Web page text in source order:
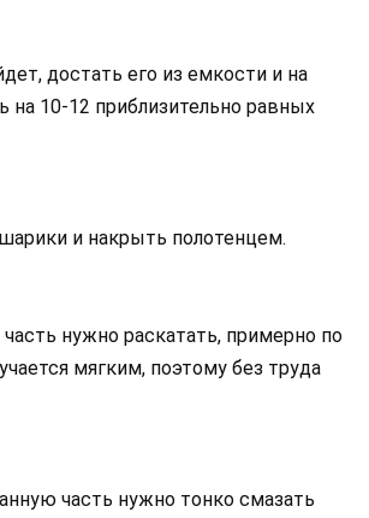
достать его из емкости и на
на 10-12 приблизительно равных
и накрыть полотенцем.
нужно раскатать, примерно по
мягким, поэтому без труда
часть нужно тонко смазать